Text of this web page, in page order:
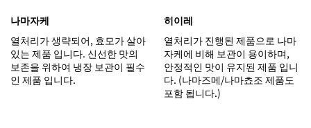
나마자케
열처리가 생략되어, 효모가 살아
있는 제품 입니다. 신선한 맛의
보존을 위하여 냉장 보관이 필수
인 제품 입니다.
히이레
열처리가 진행된 제품으로 나마
자케에 비해 보관이 용이하며,
안정적인 맛이 유지된 제품 입니
다. (나마즈메/나마쵸조 제품도
포함 됩니다.)